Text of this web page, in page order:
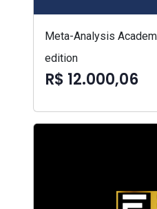
Meta-Analysis
edition
R$ 12.000,06